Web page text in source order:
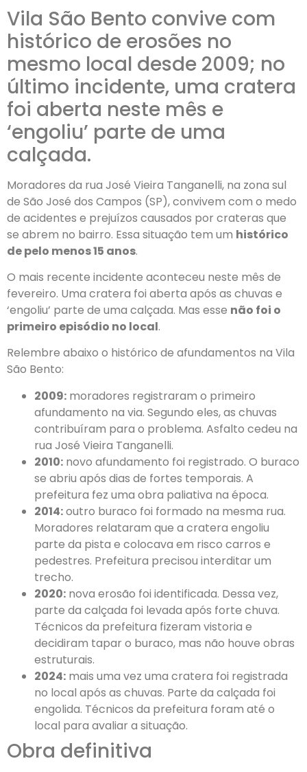
Vila São Bento convive com
histórico de erosões no
mesmo local desde 2009; no
último incidente, uma cratera
foi aberta neste mês e
‘engoliu’ parte de uma
calçada.
Moradores da rua José Vieira Tanganelli, na zona sul
de São José dos Campos (SP), convivem com o medo
de acidentes e prejuízos causados por crateras que
se abrem no bairro. Essa situação tem um histórico
de pelo menos 15 anos.
O mais recente incidente aconteceu neste mês de
fevereiro. Uma cratera foi aberta após as chuvas e
‘engoliu’ parte de uma calçada. Mas esse não foi o
primeiro episódio no local.
Relembre abaixo o histórico de afundamentos na Vila
São Bento:
2009: moradores registraram o primeiro
afundamento na via. Segundo eles, as chuvas
contribuíram para o problema. Asfalto cedeu na
rua José Vieira Tanganelli.
2010: novo afundamento foi registrado. O buraco
se abriu após dias de fortes temporais. A
prefeitura fez uma obra paliativa na época.
2014:outro buraco foi formado na mesma rua.
Moradores relataram que a cratera engoliu
parte da pista e colocava em risco carros e
pedestres. Prefeitura precisou interditar um
trecho.
2020: nova erosão foi identificada. Dessa vez,
parte da calçada foi levada após forte chuva.
Técnicos da prefeitura fizeram vistoria e
decidiram tapar o buraco, mas não houve obras
estruturais.
2024: mais uma vez uma cratera foi registrada
no local após as chuvas. Parte da calçada foi
engolida. Técnicos da prefeitura foram até o
local para avaliar a situação.
Obra definitiva